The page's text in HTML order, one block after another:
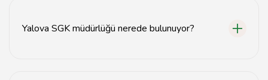
Yalova SGK müdürlüğü nerede bulunuyor?